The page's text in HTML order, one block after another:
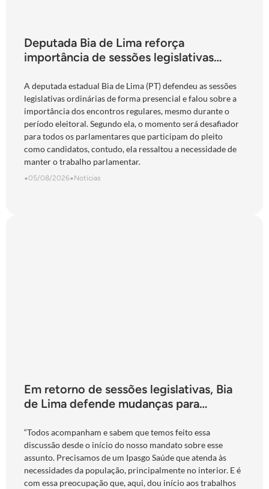
Deputada Bia de Lima reforça
importância de sessões legislativas
“obrigação com o povo de Goiás”
A deputada estadual Bia de Lima (PT) defendeu as sessões
legislativas ordinárias de forma presencial e falou sobre a
importância dos encontros regulares, mesmo durante o
período eleitoral. Segundo ela, o momento será desafiador
para todos os parlamentares que participam do pleito
como candidatos, contudo, ela ressaltou a necessidade de
manter o trabalho parlamentar.
•05/08/2026•Notícias
Em retorno de sessões legislativas, Bia
de Lima defende mudanças para
“Todos acompanham e sabem que temos feito essa
discussão desde o início do nosso mandato sobre esse
assunto. Precisamos de um Ipasgo Saúde que atenda às
necessidades da população, principalmente no interior. E é
com essa preocupação que, aqui, dou início aos trabalhos